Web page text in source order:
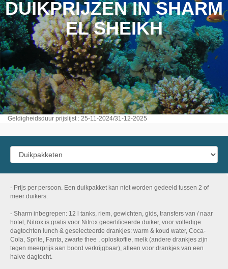
DUIKPRIJZEN IN SHARM
EL SHEIKH
Geldigheidsduur prijslijst : 25-11-2024/31-12-2025
- Prijs per persoon. Een duikpakket kan niet worden gedeeld tussen 2 of
meer duikers.
- Sharm inbegrepen: 12 l tanks, riem, gewichten, gids, transfers van / naar
hotel, Nitrox is gratis voor Nitrox gecertificeerde duiker, voor volledige
dagtochten lunch & geselecteerde drankjes: warm & koud water, Coca-
Cola, Sprite, Fanta, zwarte thee , oploskoffie, melk (andere drankjes zijn
tegen meerprijs aan boord verkrijgbaar), alleen voor drankjes van een
halve dagtocht.